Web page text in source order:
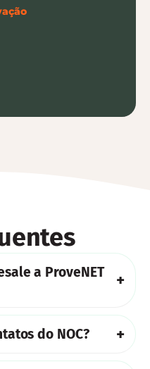
a ProveNET
location, Lan2Lan,
ProveNET
Remote e Smart
do NOC?